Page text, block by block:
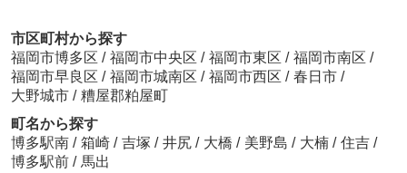
市区町村から探す
福岡市博多区 / 福岡市中央区 / 福岡市東区 / 福岡市南区 /
福岡市早良区 / 福岡市城南区 / 福岡市西区 / 春日市 /
大野城市 / 糟屋郡粕屋町
町名から探す
博多駅南 / 箱崎 / 吉塚 / 井尻 / 大橋 / 美野島 / 大楠 / 住吉 /
博多駅前 / 馬出